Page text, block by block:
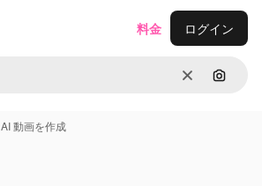
消去 画像で
料金 ログイン
AI 動画を作成